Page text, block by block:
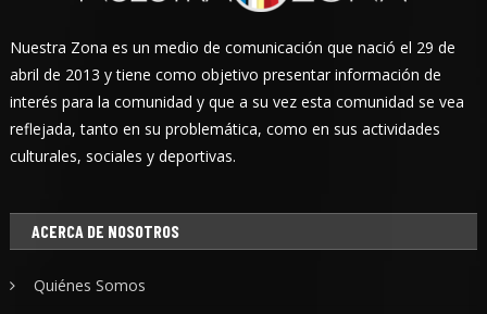
Nuestra Zona es un medio de comunicación que nació el 29 de
abril de 2013 y tiene como objetivo presentar información de
interés para la comunidad y que a su vez esta comunidad se vea
reflejada, tanto en su problemática, como en sus actividades
culturales, sociales y deportivas.
ACERCA DE NOSOTROS
Quiénes Somos